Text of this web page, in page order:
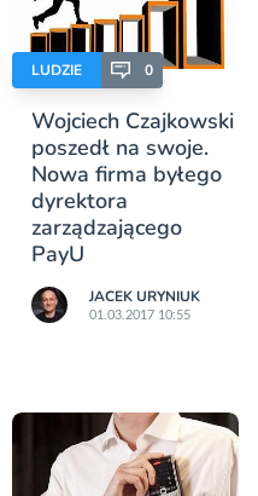
LUDZIE 0
Wojciech Czajkowski
poszedł na swoje.
Nowa firma byłego
dyrektora
zarządzającego
PayU
JACEK URYNIUK
01.03.2017 10:55